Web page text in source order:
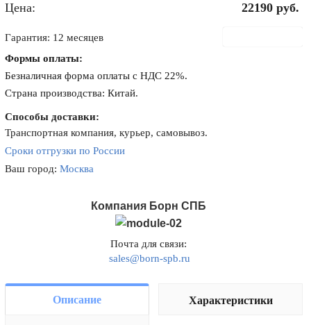
Цена: 22190 руб.
Гарантия: 12 месяцев
Формы оплаты:
Безналичная форма оплаты с НДС 22%.
Страна производства: Китай.
Способы доставки:
Транспортная компания, курьер, самовывоз.
Сроки отгрузки по России
Ваш город:Москва
Компания Борн СПБ
Почта для связи:
sales@born-spb.ru
Описание Характеристики